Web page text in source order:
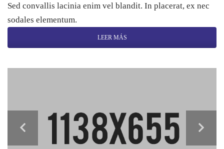
Sed convallis lacinia enim vel blandit. In placerat, ex nec
sodales elementum.
LEER MÁS